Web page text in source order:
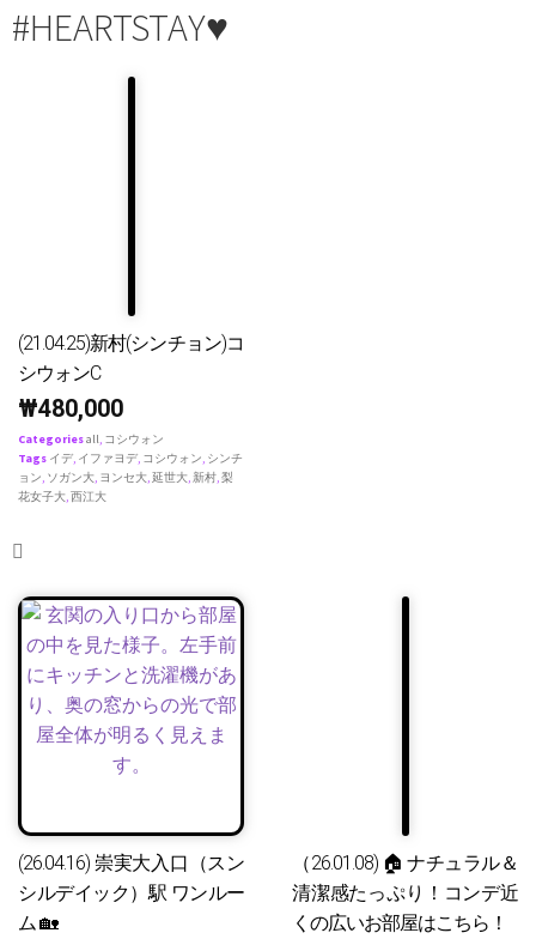
#HEARTSTAY♥
(21.04.25)新村(シンチョン)コ
シウォンC
₩480,000
Categoriesall, コシウォン
Tags イデ, イファヨデ, コシウォン, シンチ
ョン, ソガン大, ヨンセ大,延世大,新村,梨
花女子大,西江大
(26.04.16) 崇実大入口（スン
シルデイック）駅 ワンルー
ム 🏡
（26.01.08) 🏠 ナチュラル＆
清潔感たっぷり！コンデ近
くの広いお部屋はこちら！